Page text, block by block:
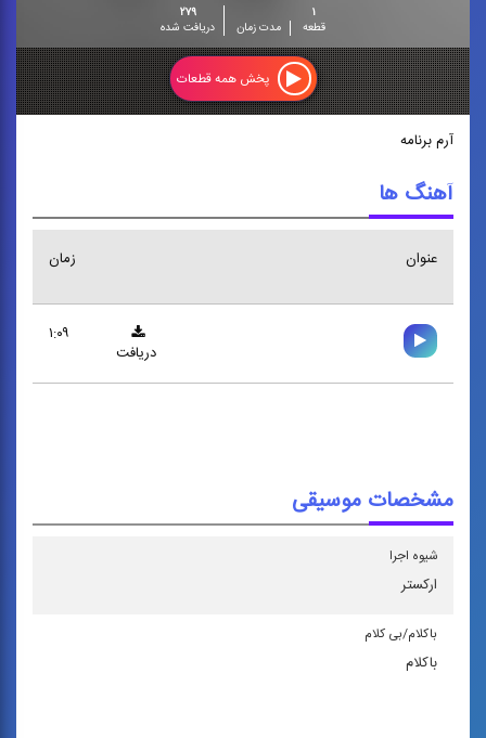
۱
قطعه
مدت زمان
۲۷۹
دریافت شده
پخش همه قطعات
آرم برنامه
آهنگ ها
عنوان زمان
۱:۰۹
دریافت
مشخصات موسیقی
شیوه اجرا
اركستر
باكلام/بی كلام
باکلام